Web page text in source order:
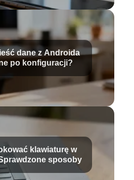
dane z Androida
po konfiguracji?
klawiaturę w
sposoby